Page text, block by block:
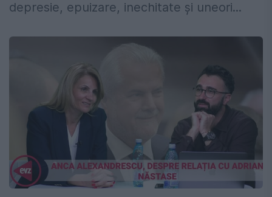
depresie, epuizare, inechitate și uneori...